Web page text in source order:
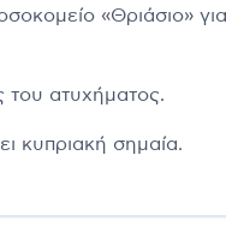
«Θριάσιο» για
του ατυχήματος.
κυπριακή σημαία.